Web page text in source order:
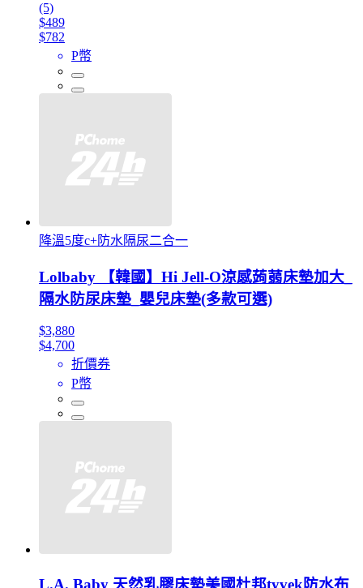
(5)
$489
$782
P幣
降溫5度c+防水隔尿二合一
Lolbaby 【韓國】Hi Jell-O涼感蒟蒻床墊加大_
隔水防尿床墊_嬰兒床墊(多款可選)
$3,880
$4,700
折價券
P幣